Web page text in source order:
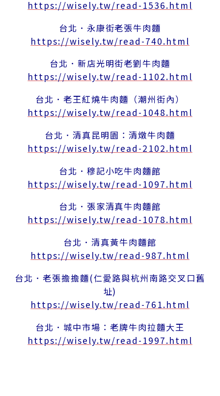
https://wisely.tw/read-1536.html
台北．永康街老張牛肉麵
https://wisely.tw/read-740.html
台北．新店光明街老劉牛肉麵
https://wisely.tw/read-1102.html
台北．老王紅燒牛肉麵（潮州街內）
https://wisely.tw/read-1048.html
台北．清真昆明園：清燉牛肉麵
https://wisely.tw/read-2102.html
台北．穆記小吃牛肉麵館
https://wisely.tw/read-1097.html
台北．張家清真牛肉麵館
https://wisely.tw/read-1078.html
台北．清真黃牛肉麵館
https://wisely.tw/read-987.html
台北．老張擔擔麵(仁愛路與杭州南路交叉口舊
址)
https://wisely.tw/read-761.html
台北．城中市場：老牌牛肉拉麵大王
https://wisely.tw/read-1997.html